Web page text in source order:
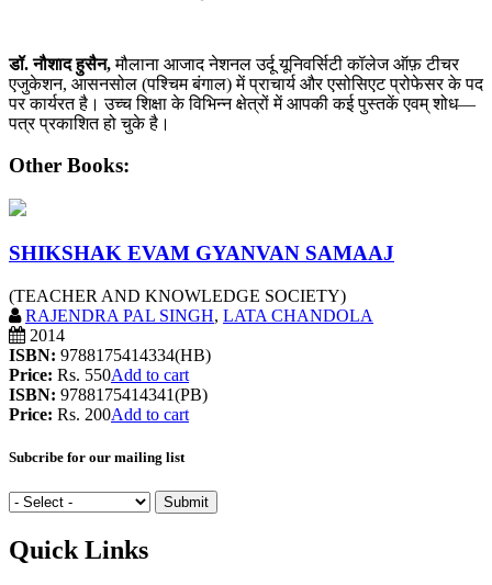
डॉ. नौशाद हुसैन,मौलाना आजाद नेशनल उर्दू यूनिवर्सिटी कॉलेज ऑफ़ टीचर
एजुकेशन, आसनसोल (पश्चिम बंगाल) में प्राचार्य और एसोसिएट प्रोफेसर के पद
पर कार्यरत है। उच्च शिक्षा के विभिन्न क्षेत्रों में आपकी कई पुस्तकें एवम् शोध—
पत्र प्रकाशित हो चुके है।
Other Books:
SHIKSHAK EVAM GYANVAN SAMAAJ
(TEACHER AND KNOWLEDGE SOCIETY)
RAJENDRA PAL SINGH, LATA CHANDOLA
2014
ISBN: 9788175414334(HB)
Price: Rs. 550Add to cart
ISBN: 9788175414341(PB)
Price: Rs. 200Add to cart
Subcribe for our mailing list
Quick Links